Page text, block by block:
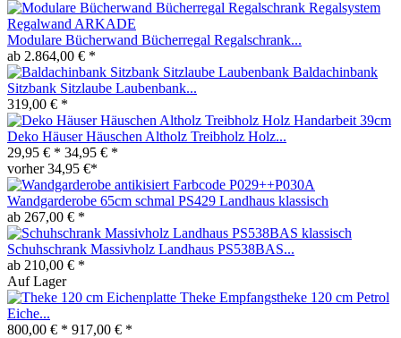
Modulare Bücherwand Bücherregal Regalschrank...
ab 2.864,00 € *
Baldachinbank
Sitzbank Sitzlaube Laubenbank...
319,00 € *
Deko Häuser Häuschen Altholz Treibholz Holz...
29,95 € * 34,95 € *
vorher 34,95 €*
Wandgarderobe 65cm schmal PS429 Landhaus klassisch
ab 267,00 € *
Schuhschrank Massivholz Landhaus PS538BAS...
ab 210,00 € *
Auf Lager
Theke Empfangstheke 120 cm Petrol
Eiche...
800,00 € * 917,00 € *